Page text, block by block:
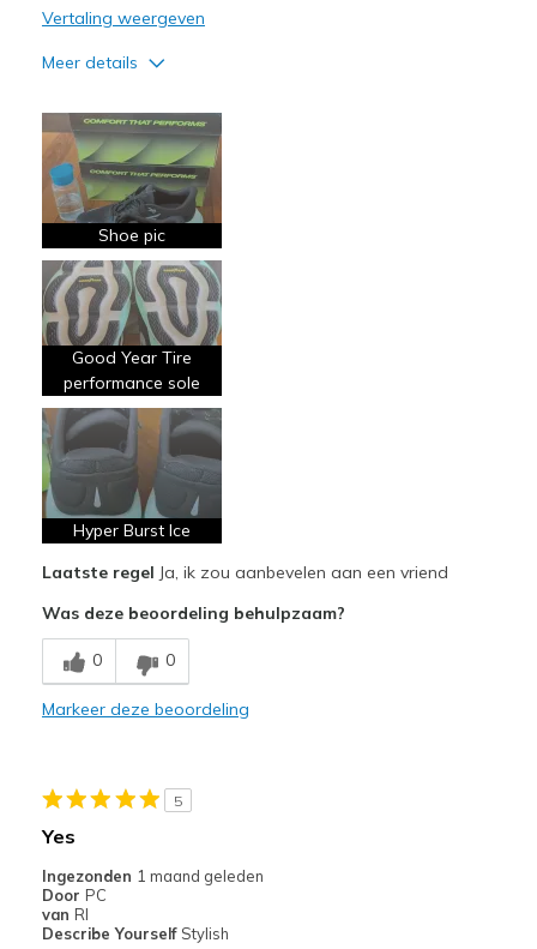
Vertaling weergeven
Meer details
Attractive Design
Breathe Well
Comfortable
Durable
Stylish
Beste toepassingen
Casual Wear
Going Out
Special Occasions
Travel
View On Shoes
Shoe pic
Good Year Tire
performance sole
Hyper Burst Ice
Laatste regel Ja, ik zou aanbevelen aan een vriend
Was deze beoordeling behulpzaam?
0 0
Markeer deze beoordeling
5
Yes
Ingezonden 1 maand geleden
Door PC
van RI
Describe Yourself Stylish